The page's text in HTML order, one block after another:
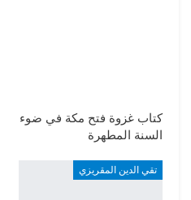
كتاب غزوة فتح مكة في ضوء
السنة المطهرة
تقي الدين المقريزي